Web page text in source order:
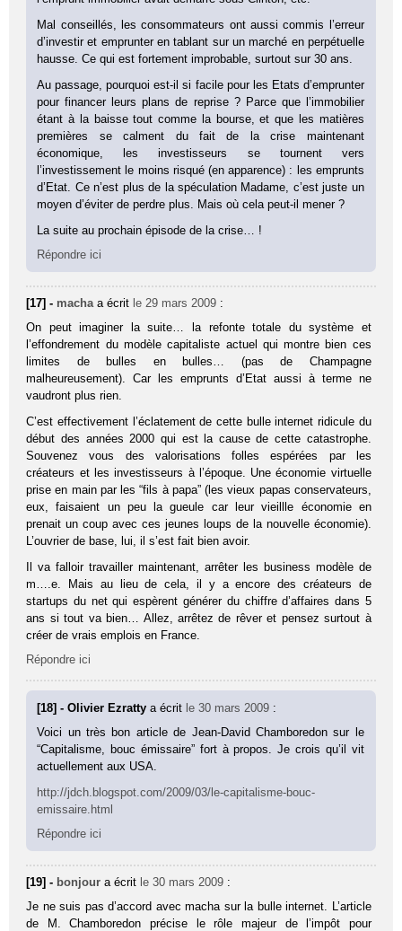
Mal conseillés, les consommateurs ont aussi commis l’erreur
d’investir et emprunter en tablant sur un marché en perpétuelle
hausse. Ce qui est fortement improbable, surtout sur 30 ans.
Au passage, pourquoi est-il si facile pour les Etats d’emprunter
pour financer leurs plans de reprise ? Parce que l’immobilier
étant à la baisse tout comme la bourse, et que les matières
premières se calment du fait de la crise maintenant
économique, les investisseurs se tournent vers
l’investissement le moins risqué (en apparence) : les emprunts
d’Etat. Ce n’est plus de la spéculation Madame, c’est juste un
moyen d’éviter de perdre plus. Mais où cela peut-il mener ?
La suite au prochain épisode de la crise… !
Répondre ici
[17] - macha a écrit le 29 mars 2009 :
On peut imaginer la suite… la refonte totale du système et
l’effondrement du modèle capitaliste actuel qui montre bien ces
limites de bulles en bulles… (pas de Champagne
malheureusement). Car les emprunts d’Etat aussi à terme ne
vaudront plus rien.
C’est effectivement l’éclatement de cette bulle internet ridicule du
début des années 2000 qui est la cause de cette catastrophe.
Souvenez vous des valorisations folles espérées par les
créateurs et les investisseurs à l’époque. Une économie virtuelle
prise en main par les “fils à papa” (les vieux papas conservateurs,
eux, faisaient un peu la gueule car leur vieillle économie en
prenait un coup avec ces jeunes loups de la nouvelle économie).
L’ouvrier de base, lui, il s’est fait bien avoir.
Il va falloir travailler maintenant, arrêter les business modèle de
m….e. Mais au lieu de cela, il y a encore des créateurs de
startups du net qui espèrent générer du chiffre d’affaires dans 5
ans si tout va bien… Allez, arrêtez de rêver et pensez surtout à
créer de vrais emplois en France.
Répondre ici
[18] - Olivier Ezrattya écrit le 30 mars 2009 :
Voici un très bon article de Jean-David Chamboredon sur le
“Capitalisme, bouc émissaire” fort à propos. Je crois qu’il vit
actuellement aux USA.
http://jdch.blogspot.com/2009/03/le-capitalisme-bouc-
emissaire.html
Répondre ici
[19] - bonjour a écrit le 30 mars 2009 :
Je ne suis pas d’accord avec macha sur la bulle internet. L’article
de M. Chamboredon précise le rôle majeur de l’impôt pour